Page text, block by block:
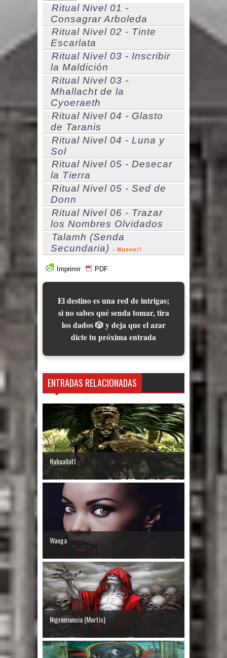
Ritual Nivel 01 -
Consagrar Arboleda
Ritual Nivel 02 - Tinte
Escarlata
Ritual Nivel 03 - Inscribir
la Maldición
Ritual Nivel 03 -
Mhallacht de la
Cyoeraeth
Ritual Nivel 04 - Glasto
de Taranis
Ritual Nivel 04 - Luna y
Sol
Ritual Nivel 05 - Desecar
la Tierra
Ritual Nivel 05 - Sed de
Donn
Ritual Nivel 06 - Trazar
los Nombres Olvidados
Talamh (Senda
Secundaria) - Nuevo!!
Imprimir PDF
El destino es una red de intrigas;
si no sabes qué senda tomar, tira
los dados 🎲 y deja que el azar
dicte tu próxima entrada
ENTRADAS RELACIONADAS
Nahuallotl
Wanga
Nigromancia (Mortis)